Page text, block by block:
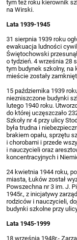
tym też roku kierownik
na Wirski.
Lata 1939-1945
31 sierpnia 1939 roku
ewakuacja ludności
Świętochowski
o tydzień. 4 września 28
tym budynek szkolny, na
mieście zostały
15 października 1939
niezniszczone budynki
lutego 1940 roku.
do której uczęszczało
Szkoły nr 4 przy ulicy
była trudna i
brakiem opału, sprzętu
i chorobami i przede
i nauczycieli oraz
koncentracyjnych i
24 kwietnia 1944 roku,
miasta, Łuków został
Powszechna nr 3 im. J.
1945r., z inicjatywy
rodziców i nauczycieli,
budynki szkolne przy
Lata 1945-1999
18 września 1948r.-